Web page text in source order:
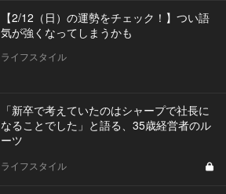
【2/12（日）の運勢をチェック！】つい語
気が強くなってしまうかも
ライフスタイル
「新卒で考えていたのはシャープで社長に
なることでした」と語る、35歳経営者のル
ーツ
ライフスタイル